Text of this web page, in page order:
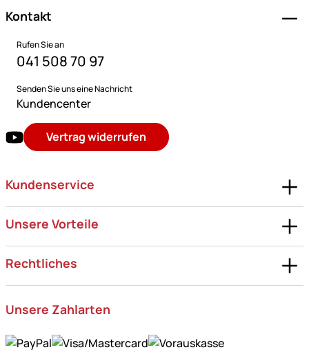
Kontakt
Rufen Sie an
041 508 70 97
Senden Sie uns eine Nachricht
Kundencenter
Vertrag widerrufen
Kundenservice
Unsere Vorteile
Rechtliches
Unsere Zahlarten